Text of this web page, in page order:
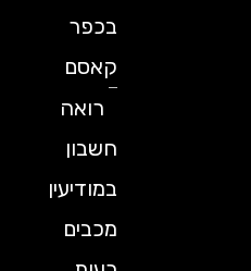
בכפר
קאסם
רואה
חשבון
במודיעין
מכבים